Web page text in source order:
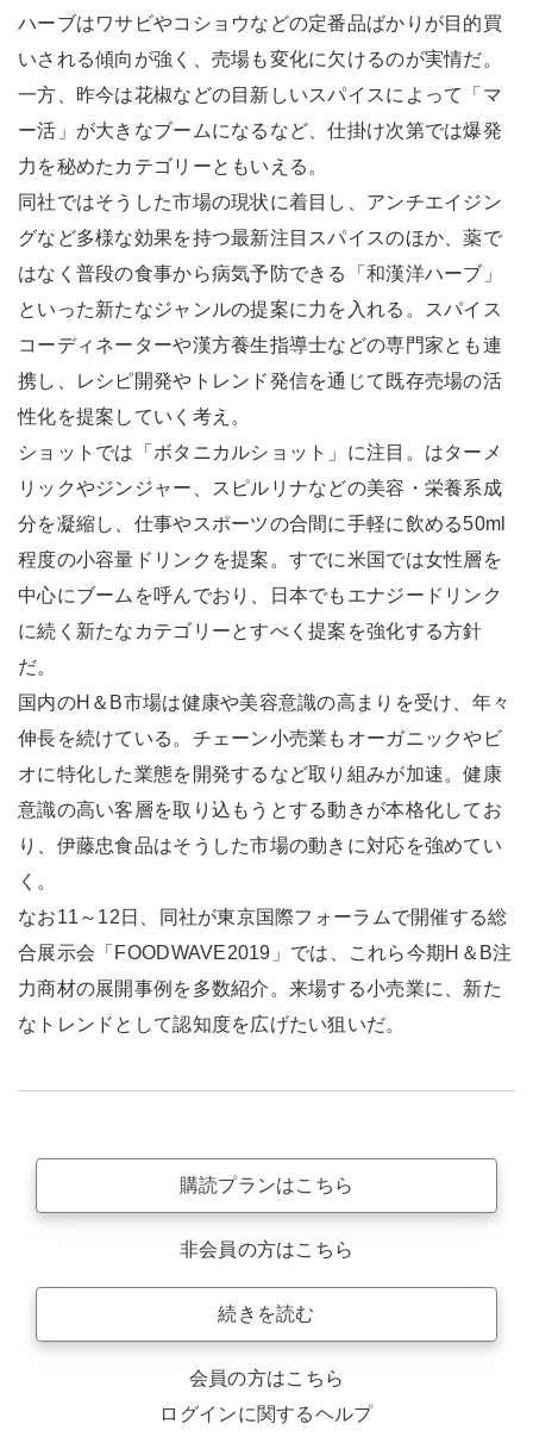
ハーブはワサビやコショウなどの定番品ばかりが目的買
いされる傾向が強く、売場も変化に欠けるのが実情だ。
一方、昨今は花椒などの目新しいスパイスによって「マ
ー活」が大きなブームになるなど、仕掛け次第では爆発
力を秘めたカテゴリーともいえる。
同社ではそうした市場の現状に着目し、アンチエイジン
グなど多様な効果を持つ最新注目スパイスのほか、薬で
はなく普段の食事から病気予防できる「和漢洋ハーブ」
といった新たなジャンルの提案に力を入れる。スパイス
コーディネーターや漢方養生指導士などの専門家とも連
携し、レシピ開発やトレンド発信を通じて既存売場の活
性化を提案していく考え。
ショットでは「ボタニカルショット」に注目。はターメ
リックやジンジャー、スピルリナなどの美容・栄養系成
分を凝縮し、仕事やスポーツの合間に手軽に飲める50ml
程度の小容量ドリンクを提案。すでに米国では女性層を
中心にブームを呼んでおり、日本でもエナジードリンク
に続く新たなカテゴリーとすべく提案を強化する方針
だ。
国内のH＆B市場は健康や美容意識の高まりを受け、年々
伸長を続けている。チェーン小売業もオーガニックやビ
オに特化した業態を開発するなど取り組みが加速。健康
意識の高い客層を取り込もうとする動きが本格化してお
り、伊藤忠食品はそうした市場の動きに対応を強めてい
く。
なお11～12日、同社が東京国際フォーラムで開催する総
合展示会「FOODWAVE2019」では、これら今期H＆B注
力商材の展開事例を多数紹介。来場する小売業に、新た
なトレンドとして認知度を広げたい狙いだ。
購読プランはこちら
非会員の方はこちら
続きを読む
会員の方はこちら
ログインに関するヘルプ